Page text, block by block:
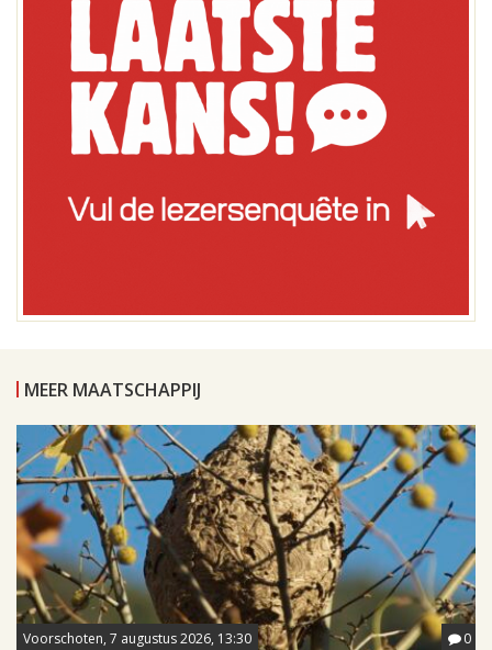
MEER MAATSCHAPPIJ
Voorschoten, 7 augustus 2026, 13:30 0